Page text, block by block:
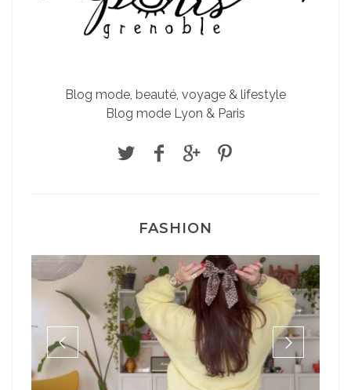
Blog mode, beauté, voyage & lifestyle
Blog mode Lyon & Paris
FASHION